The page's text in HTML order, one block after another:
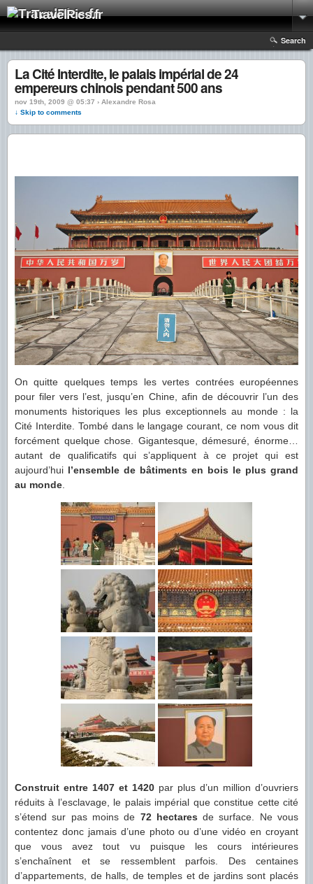
TravelPics.fr
Search
La Cité Interdite, le palais impérial de 24
empereurs chinois pendant 500 ans
nov 19th, 2009 @ 05:37 › Alexandre Rosa
↓ Skip to comments
On quitte quelques temps les vertes contrées européennes
pour filer vers l’est, jusqu’en Chine, afin de découvrir l’un des
monuments historiques les plus exceptionnels au monde : la
Cité Interdite. Tombé dans le langage courant, ce nom vous dit
forcément quelque chose. Gigantesque, démesuré, énorme…
autant de qualificatifs qui s’appliquent à ce projet qui est
aujourd’hui l’ensemble de bâtiments en bois le plus grand
au monde.
Construit entre 1407 et 1420 par plus d’un million d’ouvriers
réduits à l’esclavage, le palais impérial que constitue cette cité
s’étend sur pas moins de 72 hectares de surface. Ne vous
contentez donc jamais d’une photo ou d’une vidéo en croyant
que vous avez tout vu puisque les cours intérieures
s’enchaînent et se ressemblent parfois. Des centaines
d’appartements, de halls, de temples et de jardins sont placés